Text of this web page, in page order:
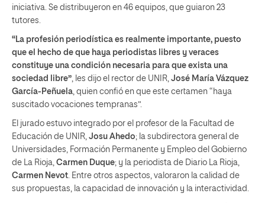
iniciativa. Se distribuyeron en 46 equipos, que guiaron 23
tutores.
“La profesión periodística es realmente importante, puesto
que el hecho de que haya periodistas libres y veraces
constituye una condición necesaria para que exista una
sociedad libre”, les dijo el rector de UNIR, José María Vázquez
García-Peñuela, quien confió en que este certamen “haya
suscitado vocaciones tempranas”.
El jurado estuvo integrado por el profesor de la Facultad de
Educación de UNIR, Josu Ahedo; la subdirectora general de
Universidades, Formación Permanente y Empleo del Gobierno
de La Rioja, Carmen Duque; y la periodista de Diario La Rioja,
Carmen Nevot. Entre otros aspectos, valoraron la calidad de
sus propuestas, la capacidad de innovación y la interactividad.